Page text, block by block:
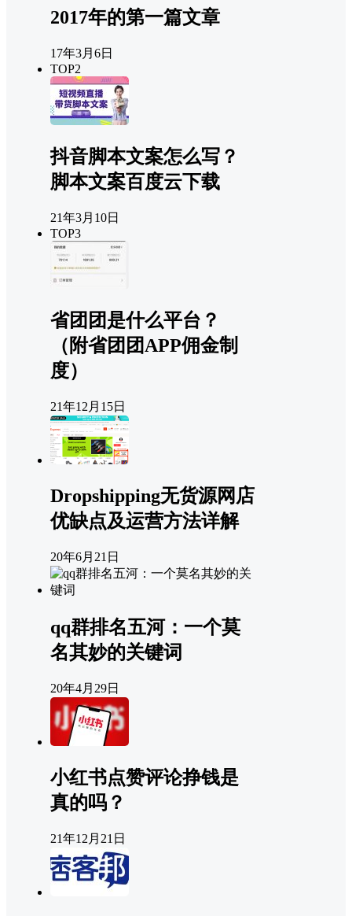
2017年的第一篇文章
17年3月6日
TOP2
抖音脚本文案怎么写？
脚本文案百度云下载
21年3月10日
TOP3
省团团是什么平台？
（附省团团APP佣金制
度）
21年12月15日
Dropshipping无货源网店
优缺点及运营方法详解
20年6月21日
qq群排名五河：一个莫
名其妙的关键词
20年4月29日
小红书点赞评论挣钱是
真的吗？
21年12月21日